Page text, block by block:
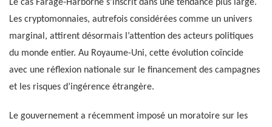
Le cas Farage-Harborne s’inscrit dans une tendance plus large.
Les cryptomonnaies, autrefois considérées comme un univers
marginal, attirent désormais l’attention des acteurs politiques
du monde entier. Au Royaume-Uni, cette évolution coïncide
avec une réflexion nationale sur le financement des campagnes
et les risques d’ingérence étrangère.
Le gouvernement a récemment imposé un moratoire sur les